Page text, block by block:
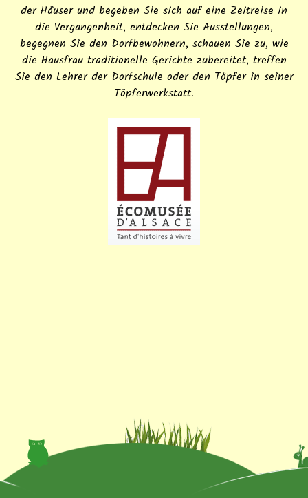
der Häuser und begeben Sie sich auf eine Zeitreise in
die Vergangenheit, entdecken Sie Ausstellungen,
begegnen Sie den Dorfbewohnern, schauen Sie zu, wie
die Hausfrau traditionelle Gerichte zubereitet, treffen
Sie den Lehrer der Dorfschule oder den Töpfer in seiner
Töpferwerkstatt.